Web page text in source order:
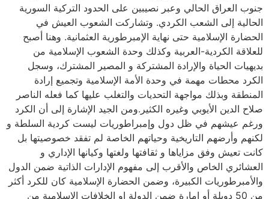
جنوب العراق الحالي وعبر نصيبين على الحدود التركية السورية
الحالية إلى الشعب الكردي. وتشاركت الشعوب العيش في
الحضارة الإسلامية حتى نهاية الإمبرطورية العثمانية. وهنا أصبح
للعلاقة الكردية-العربية وكذلك وحدة الشعوب الإسلامية من
بديهيات الحياة والإرادة المشتركة و المصير المشترك، وسجل
الكرد محطات مهمة في وحدة الأمة الإسلامية وتجميع إرادة
المنطقة وبذلك مواجهة التحديات والتغلب عليها كما فعله الناصر
صلاح الدين الأيوبي وغيره الكثير.ومن الجيد الإشارة إلى أن الكرد
ورغم عيشهم في ظل دول وإمبراطوريات ليست كردية السلطة و
لكنهم وأرضهم التاريخية وحياتهم الخاصة لم تفقد خصوصيتها بل
كانت تعيش وفق مزاياها و ثقافتها ولغتها وكيانها الإداري و
العشائري الخاص والأقرب إلى مفهوم الإدارات الذاتية ضمن الدول
والأمبرطوريات الكبيرة، وضمن الحضارة الإسلامية كان للكرد أكثر
من 50 دويلة أو إمارة ضمن الدولة او الخلافات الإسلامية من